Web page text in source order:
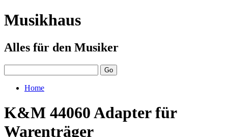
Musikhaus
Alles für den Musiker
Home
K&M 44060 Adapter für
Warenträger